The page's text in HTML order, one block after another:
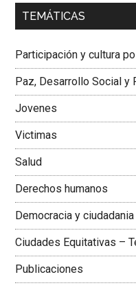
00:00
Dra. Carolina Corcho
Colombiana
TEMÁTICAS
Participación y cultura
Paz, Desarrollo Social y
Jovenes
Victimas
Salud
Derechos humanos
Democracia y ciudadania
Ciudades Equitativas –
Publicaciones